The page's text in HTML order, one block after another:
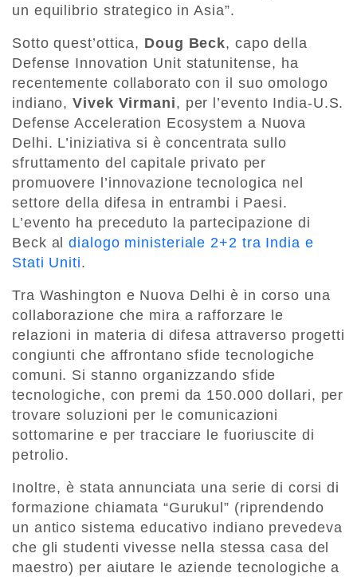
un equilibrio strategico in Asia”.
Sotto quest’ottica, Doug Beck, capo della
Defense Innovation Unit statunitense, ha
recentemente collaborato con il suo omologo
indiano,Vivek Virmani, per l’evento India-U.S.
Defense Acceleration Ecosystem a Nuova
Delhi. L’iniziativa si è concentrata sullo
sfruttamento del capitale privato per
promuovere l’innovazione tecnologica nel
settore della difesa in entrambi i Paesi.
L’evento ha preceduto la partecipazione di
Beck aldialogo ministeriale 2+2 tra India e
Stati Uniti.
Tra Washington e Nuova Delhi è in corso una
collaborazione che mira a rafforzare le
relazioni in materia di difesa attraverso progetti
congiunti che affrontano sfide tecnologiche
comuni. Si stanno organizzando sfide
tecnologiche, con premi da 150.000 dollari, per
trovare soluzioni per le comunicazioni
sottomarine e per tracciare le fuoriuscite di
petrolio.
Inoltre, è stata annunciata una serie di corsi di
formazione chiamata “Gurukul” (riprendendo
un antico sistema educativo indiano prevedeva
che gli studenti vivesse nella stessa casa del
maestro) per aiutare le aziende tecnologiche a